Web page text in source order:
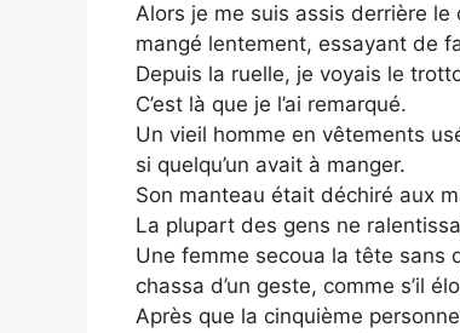
Alors je me suis assis derrière
mangé lentement, essayant de
Depuis la ruelle, je voyais le
C’est là que je l’ai remarqué.
Un vieil homme en vêtements
si quelqu’un avait à manger.
Son manteau était déchiré aux
La plupart des gens ne
Une femme secoua la tête sans
chassa d’un geste, comme s’il
Après que la cinquième